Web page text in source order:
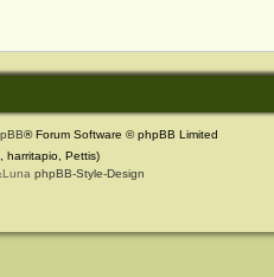
® Forum Software © phpBB Limited
harritapio, Pettis)
phpBB-Style-Design